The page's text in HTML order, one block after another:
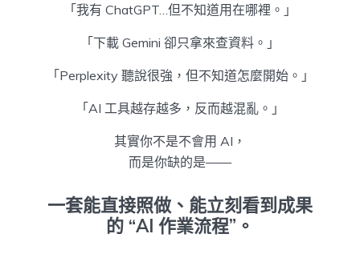
「我有 ChatGPT…但不知道用在哪裡。」
「下載 Gemini 卻只拿來查資料。」
「Perplexity 聽說很強，但不知道怎麼開始。」
「AI 工具越存越多，反而越混亂。」
其實你不是不會用 AI，
而是你缺的是——
一套能直接照做、能立刻看到成果
的 “AI 作業流程”。